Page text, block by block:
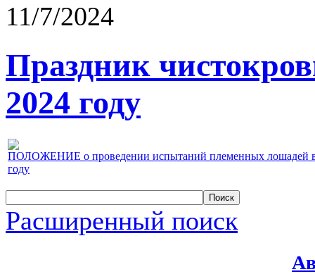
11/7/2024
Праздник
2024 году
ПОЛОЖЕНИЕ о проведении испытаний племенных лошадей
году
Расширенный поиск